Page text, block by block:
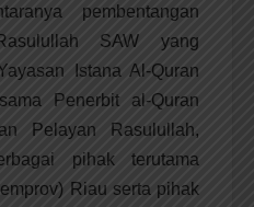
pembentangan
SAW yang
Istana Al-Quran
Penerbit al-Quran
Pelayan Rasulullah,
pihak terutama
Riau serta pihak